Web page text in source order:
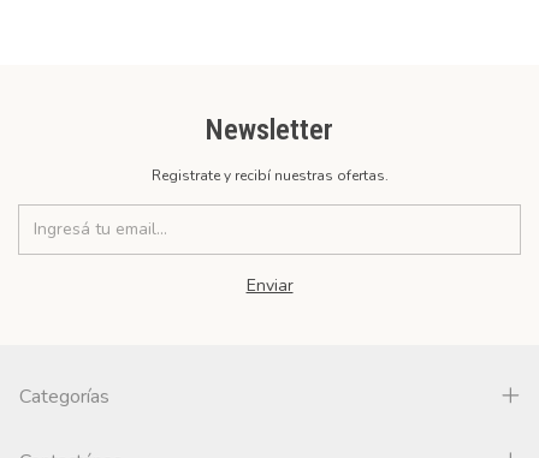
Newsletter
Registrate y recibí nuestras ofertas.
Categorías